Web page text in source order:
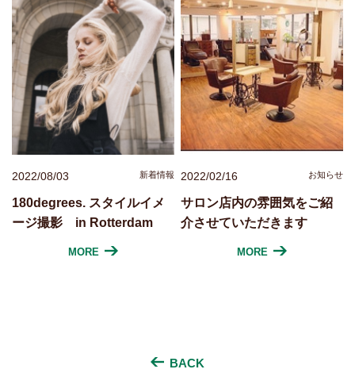
2022/08/03 新着情報
180degrees. スタイルイメ
ージ撮影 in Rotterdam
MORE
2022/02/16 お知らせ
サロン店内の雰囲気をご紹
介させていただきます
MORE
BACK